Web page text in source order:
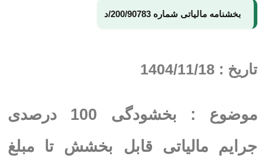
بخشنامه مالیاتی شماره 200/90783/د
تاریخ : 1404/11/18
موضوع : بخشودگی 100 درصدی
جرایم مالیاتی قابل بخشش تا مبلغ